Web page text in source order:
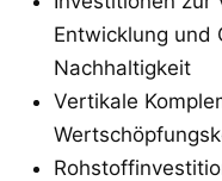
Entwicklung und
Nachhaltigkeit
Vertikale